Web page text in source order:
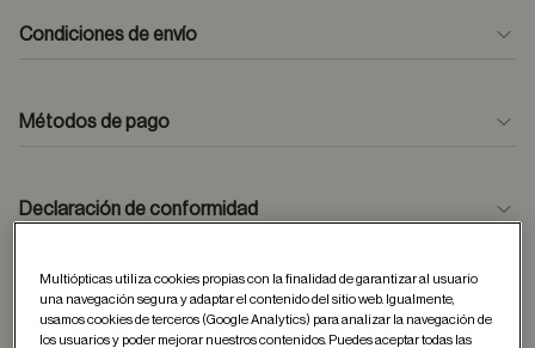
Condiciones de envío
Métodos de pago
Declaración de conformidad
Otros usuarios tambien han comprado
Multiópticas utiliza cookies propias con la finalidad de garantizar al usuario
una navegación segura y adaptar el contenido del sitio web. Igualmente,
usamos cookies de terceros (Google Analytics) para analizar la navegación de
los usuarios y poder mejorar nuestros contenidos. Puedes aceptar todas las